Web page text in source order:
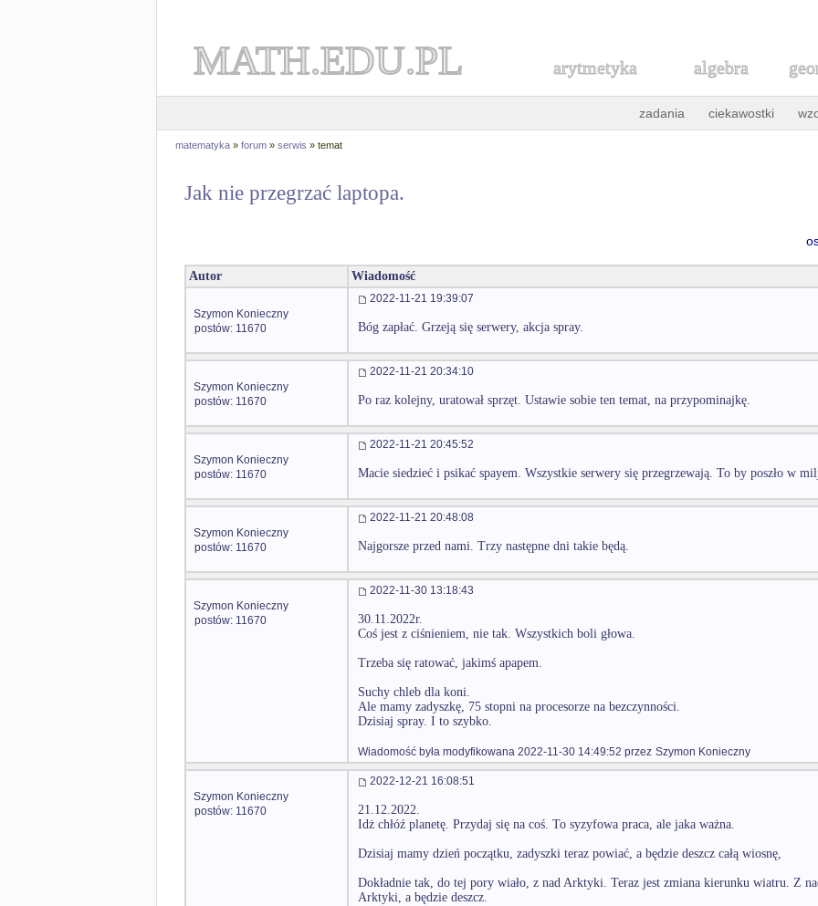
MATH.EDU.PL arytmetyka algebra
zadania ciekawostki
matematyka » forum » serwis » temat
Jak nie przegrzać laptopa.
Autor Wiadomość
Szymon Konieczny
postów: 11670
2022-11-21 19:39:07
Bóg zapłać. Grzeją się serwery, akcja spray.
Szymon Konieczny
postów: 11670
2022-11-21 20:34:10
Po raz kolejny, uratował sprzęt. Ustawie sobie ten temat, na przypominajkę.
Szymon Konieczny
postów: 11670
2022-11-21 20:45:52
Macie siedzieć i psikać spayem. Wszystkie serwery się przegrzewają. To by poszło w
Szymon Konieczny
postów: 11670
2022-11-21 20:48:08
Najgorsze przed nami. Trzy następne dni takie będą.
Szymon Konieczny
postów: 11670
2022-11-30 13:18:43
30.11.2022r.
Coś jest z ciśnieniem, nie tak. Wszystkich boli głowa.
Trzeba się ratować, jakimś apapem.
Suchy chleb dla koni.
Ale mamy zadyszkę, 75 stopni na procesorze na bezczynności.
Dzisiaj spray. I to szybko.
Wiadomość była modyfikowana 2022-11-30 14:49:52 przez Szymon Konieczny
Szymon Konieczny
postów: 11670
2022-12-21 16:08:51
21.12.2022.
Idż chłóź planetę. Przydaj się na coś. To syzyfowa praca, ale jaka ważna.
Dzisiaj mamy dzień początku, zadyszki teraz powiać, a będzie deszcz całą wiosnę,
Dokładnie tak, do tej pory wiało, z nad Arktyki. Teraz jest zmiana kierunku wiatru. Z
Arktyki, a będzie deszcz.